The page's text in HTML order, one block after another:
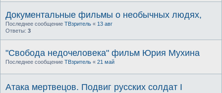
Документальные фильмы о необычных людях,
Последнее сообщение ТВзритель « 13 авг
Ответы: 3
"Свобода недочеловека" фильм Юрия Мухина
Последнее сообщение ТВзритель « 21 май
Атака мертвецов. Подвиг русских солдат I